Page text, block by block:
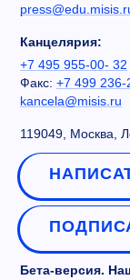
Канцелярия:
+7 495 955-00- 32
Факс: +7 499 236-
kancela@misis.ru
119049, Москва,
Бета-версия.